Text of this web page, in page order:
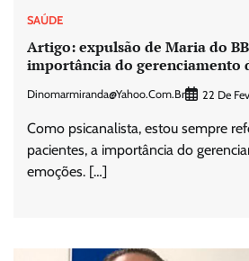
SAÚDE
Artigo: expulsão de Maria do
importância do gerenciamento
Dinomarmiranda@yahoo.com.br 22 De
Como psicanalista, estou sempre
pacientes, a importância do
emoções. […]